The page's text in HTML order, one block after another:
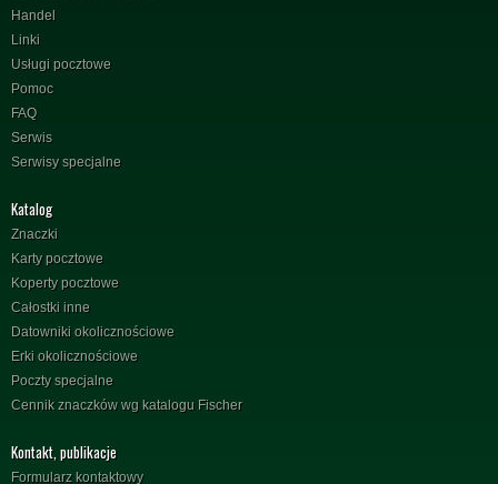
Handel
Linki
Usługi pocztowe
Pomoc
FAQ
Serwis
Serwisy specjalne
Katalog
Znaczki
Karty pocztowe
Koperty pocztowe
Całostki inne
Datowniki okolicznościowe
Erki okolicznościowe
Poczty specjalne
Cennik znaczków wg katalogu Fischer
Kontakt, publikacje
Formularz kontaktowy